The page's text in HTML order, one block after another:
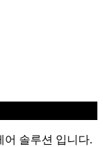
어 솔루션 입니다.